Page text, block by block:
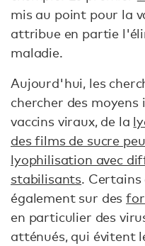
mis au point pour la
attribue en partie
maladie.
Aujourd'hui, les
chercher des
vaccins viraux, de la
des films de sucre
lyophilisation avec
stabilisants.
également sur des
en particulier des
atténués, qui évitent